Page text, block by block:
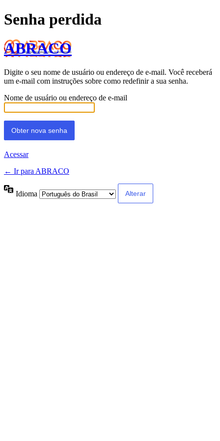
Senha perdida
ABRACO
Digite o seu nome de usuário ou endereço de e-mail. Você receberá
um e-mail com instruções sobre como redefinir a sua senha.
Nome de usuário ou endereço de e-mail
Acessar
← Ir para ABRACO
Idioma